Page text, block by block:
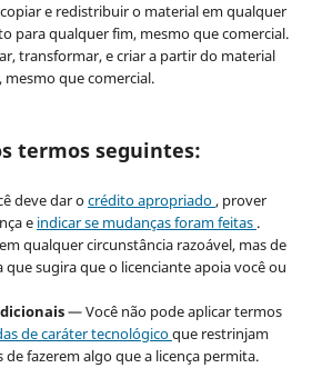
e redistribuir o material em qualquer
para qualquer fim, mesmo que comercial.
transformar, e criar a partir do material
que comercial.
termos seguintes:
deve dar ocrédito apropriado, prover
e indicar se mudanças foram feitas .
qualquer circunstância razoável, mas de
sugira que o licenciante apoia você ou
— Você não pode aplicar termos
de caráter tecnológicoque restrinjam
fazerem algo que a licença permita.